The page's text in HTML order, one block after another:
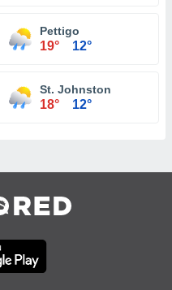
Pettigo
19° 12°
St. Johnston
18° 12°